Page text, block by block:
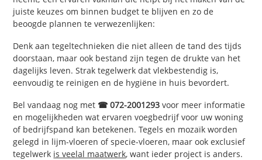
juiste keuzes om binnen budget te blijven en zo de
beoogde plannen te verwezenlijken:
Denk aan tegeltechnieken die niet alleen de tand des tijds
doorstaan, maar ook bestand zijn tegen de drukte van het
dagelijks leven. Strak tegelwerk dat vlekbestendig is,
eenvoudig te reinigen en de hygiëne in huis bevordert.
Bel vandaag nog met ☎ 072-2001293 voor meer informatie
en mogelijkheden wat ervaren voegbedrijf voor uw woning
of bedrijfspand kan betekenen. Tegels en mozaïk worden
gelegd in lijm-vloeren of specie-vloeren, maar ook exclusief
tegelwerk is veelal maatwerk, want ieder project is anders.